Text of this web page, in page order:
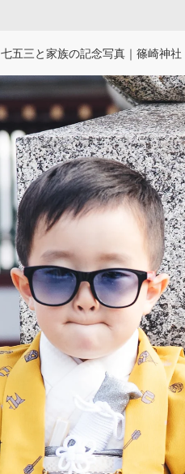
七五三と家族の記念写真｜篠崎神社